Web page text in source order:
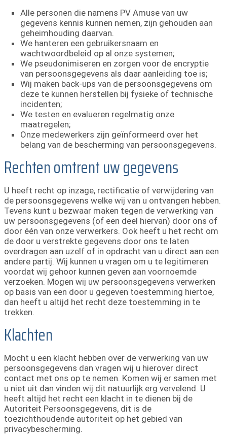
Alle personen die namens PV Amuse van uw
gegevens kennis kunnen nemen, zijn gehouden aan
geheimhouding daarvan.
We hanteren een gebruikersnaam en
wachtwoordbeleid op al onze systemen;
We pseudonimiseren en zorgen voor de encryptie
van persoonsgegevens als daar aanleiding toe is;
Wij maken back-ups van de persoonsgegevens om
deze te kunnen herstellen bij fysieke of technische
incidenten;
We testen en evalueren regelmatig onze
maatregelen;
Onze medewerkers zijn geïnformeerd over het
belang van de bescherming van persoonsgegevens.
Rechten omtrent uw gegevens
U heeft recht op inzage, rectificatie of verwijdering van
de persoonsgegevens welke wij van u ontvangen hebben.
Tevens kunt u bezwaar maken tegen de verwerking van
uw persoonsgegevens (of een deel hiervan) door ons of
door één van onze verwerkers. Ook heeft u het recht om
de door u verstrekte gegevens door ons te laten
overdragen aan uzelf of in opdracht van u direct aan een
andere partij. Wij kunnen u vragen om u te legitimeren
voordat wij gehoor kunnen geven aan voornoemde
verzoeken. Mogen wij uw persoonsgegevens verwerken
op basis van een door u gegeven toestemming hiertoe,
dan heeft u altijd het recht deze toestemming in te
trekken.
Klachten
Mocht u een klacht hebben over de verwerking van uw
persoonsgegevens dan vragen wij u hierover direct
contact met ons op te nemen. Komen wij er samen met
u niet uit dan vinden wij dit natuurlijk erg vervelend. U
heeft altijd het recht een klacht in te dienen bij de
Autoriteit Persoonsgegevens, dit is de
toezichthoudende autoriteit op het gebied van
privacybescherming.